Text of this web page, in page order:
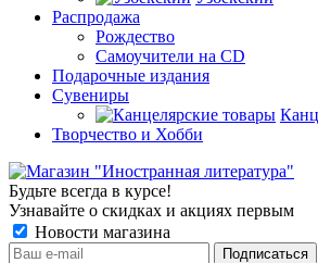
Распродажа
Рождество
Самоучители на CD
Подарочные издания
Сувениры
Творчество и Хобби
Будьте всегда в курсе!
Узнавайте о скидках и акциях первым
Новости магазина